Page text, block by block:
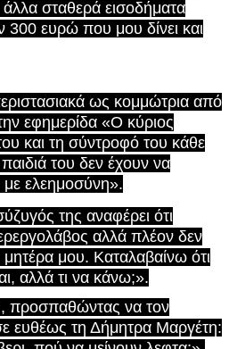
σταθερά εισοδήματα
300 ευρώ που μου δίνει και
ως κομμώτρια από
εφημερίδα «Ο κύριος
και τη σύντροφό του κάθε
του δεν έχουν να
ελεημοσύνη».
της αναφέρει ότι
αλλά πλέον δεν
μου. Καταλαβαίνω ότι
αλλά τι να κάνω;».
προσπαθώντας να τον
ευθέως τη Δήμητρα Μαργέτη: